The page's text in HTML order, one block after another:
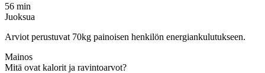
56 min
Juoksua
Arviot perustuvat 70kg painoisen henkilön energiankulutukseen.
Mainos
Mitä ovat kalorit ja ravintoarvot?